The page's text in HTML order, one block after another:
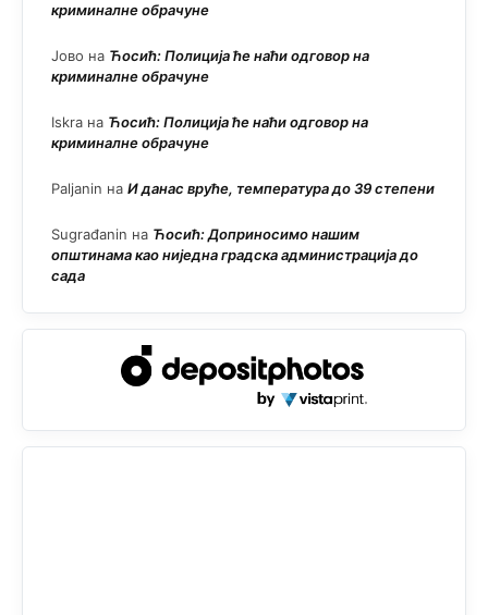
криминалне обрачуне
Јово на Ћосић: Полиција ће наћи одговор на
криминалне обрачуне
Iskra на Ћосић: Полиција ће наћи одговор на
криминалне обрачуне
Paljanin на И данас вруће, температура до 39 степени
Sugrađanin на Ћосић: Доприносимо нашим
општинама као ниједна градска администрација до
сада